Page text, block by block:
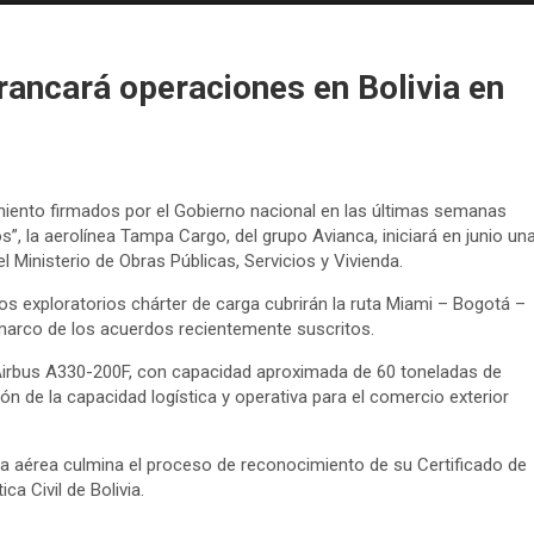
operaciones en Bolivia en
firmados por el Gobierno nacional en las últimas semanas
la aerolínea Tampa Cargo, del grupo Avianca, iniciará en junio
de Obras Públicas, Servicios y Vivienda.
exploratorios chárter de carga cubrirán la ruta Miami – Bogotá –
de los acuerdos recientemente suscritos.
A330-200F, con capacidad aproximada de 60 toneladas de
de la capacidad logística y operativa para el comercio exterior
aérea culmina el proceso de reconocimiento de su Certificado de
Civil de Bolivia.